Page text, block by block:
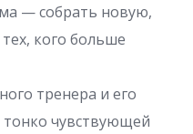
— собрать новую,
кого больше
тренера и его
чувствующей